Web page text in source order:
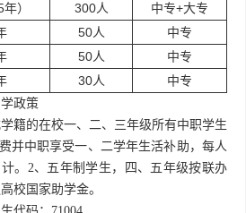
） 300人
中专+大专
50人
中专
50人
中专
30人 中专
政策
籍的在校一、二、三年级所有中职学生
并中职享受一、二学年生活补助，每人
。2、五年制学生，四、五年级按联办
校国家助学金。